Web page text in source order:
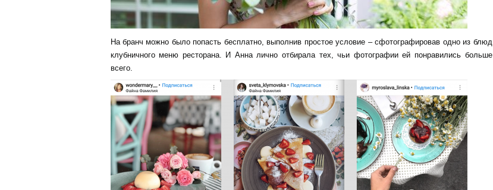
На бранч можно было попасть бесплатно, выполнив простое условие – сфотографировав одно из блюд
клубничного меню ресторана. И Анна лично отбирала тех, чьи фотографии ей понравились больше
всего.